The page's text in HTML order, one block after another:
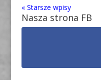
« Starsze wpisy
Nasza strona FB